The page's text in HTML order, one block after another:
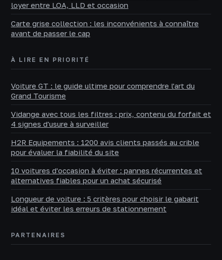
loyer entre LOA, LLD et occasion
Carte grise collection : les inconvénients à connaître
avant de passer le cap
À LIRE EN PRIORITÉ
Voiture GT : le guide ultime pour comprendre l'art du
Grand Tourisme
Vidange avec tous les filtres : prix, contenu du forfait et
4 signes d'usure à surveiller
H2R Equipements : 1200 avis clients passés au crible
pour évaluer la fiabilité du site
10 voitures d'occasion à éviter : pannes récurrentes et
alternatives fiables pour un achat sécurisé
Longueur de voiture : 5 critères pour choisir le gabarit
idéal et éviter les erreurs de stationnement
PARTENAIRES